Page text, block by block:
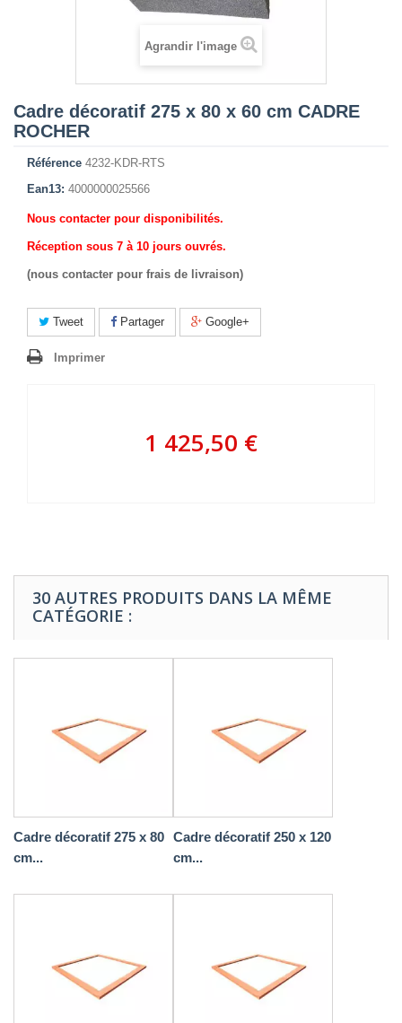
Agrandir l'image
Cadre décoratif 275 x 80 x 60 cm CADRE
ROCHER
Référence 4232-KDR-RTS
Ean13: 4000000025566
Nous contacter pour disponibilités.
Réception sous 7 à 10 jours ouvrés.
(nous contacter pour frais de livraison)
Tweet Partager Google+
Imprimer
1 425,50 €
30 AUTRES PRODUITS DANS LA MÊME
CATÉGORIE :
Cadre décoratif 275 x 80
cm...
Cadre décoratif 250 x 120
cm...